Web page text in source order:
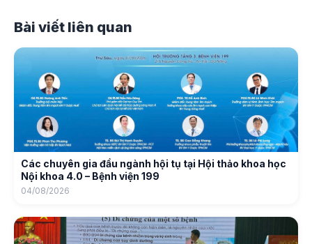
Bài viết liên quan
Các chuyên gia đầu ngành hội tụ tại Hội thảo khoa học
Nội khoa 4.0 – Bệnh viện 199
04/08/2026